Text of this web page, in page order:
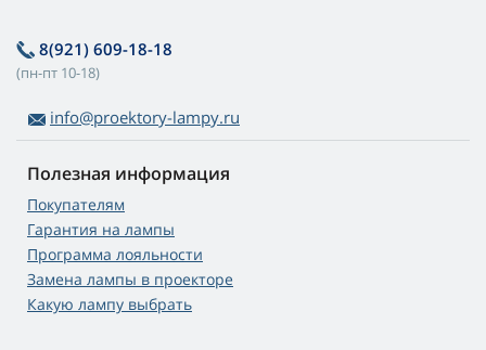
8(921) 609-18-18
(пн-пт 10-18)
info@proektory-lampy.ru
Полезная информация
Покупателям
Гарантия на лампы
Программа лояльности
Замена лампы в проекторе
Какую лампу выбрать